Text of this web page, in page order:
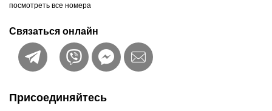
посмотреть все номера
Связаться онлайн
Присоединяйтесь